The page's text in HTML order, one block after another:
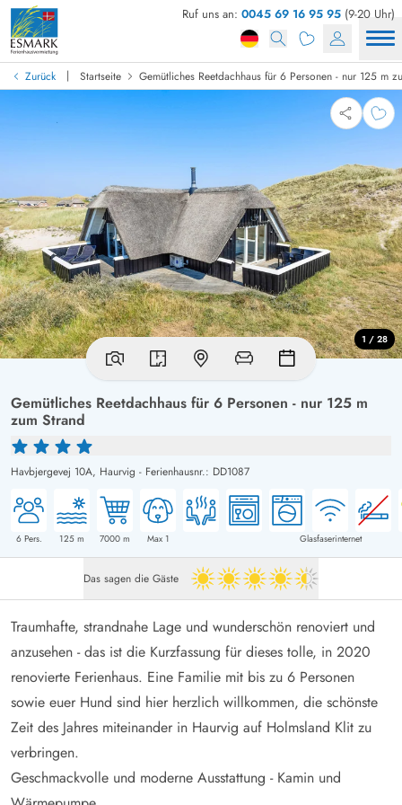
Ruf uns an: 0045 69 16 95 95 (9-20 Uhr)
Zurück | Startseite Gemütliches Reetdachhaus für 6 Personen - nur 125 m
Gemütliches Reetdachhaus für 6 Personen - nur 125 m
zum Strand
Havbjergevej 10A, Haurvig - Ferienhausnr.: DD1087
6Pers. 125 m 7000 m Max 1 Glasfaserinternet
1 / 28
Das sagen die Gäste 4.5 von 5
Traumhafte, strandnahe Lage und wunderschön renoviert und
anzusehen - das ist die Kurzfassung für dieses tolle, in 2020
renovierte Ferienhaus. Eine Familie mit bis zu 6 Personen
sowie euer Hund sind hier herzlich willkommen, die schönste
Zeit des Jahres miteinander in Haurvig auf Holmsland Klit zu
verbringen.
Geschmackvolle und moderne Ausstattung - Kamin und